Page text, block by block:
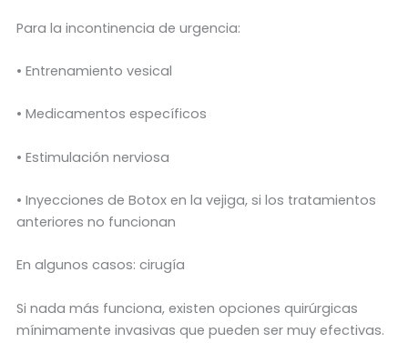
Para la incontinencia de urgencia:
• Entrenamiento vesical
• Medicamentos específicos
• Estimulación nerviosa
• Inyecciones de Botox en la vejiga, si los tratamientos
anteriores no funcionan
En algunos casos: cirugía
Si nada más funciona, existen opciones quirúrgicas
mínimamente invasivas que pueden ser muy efectivas.